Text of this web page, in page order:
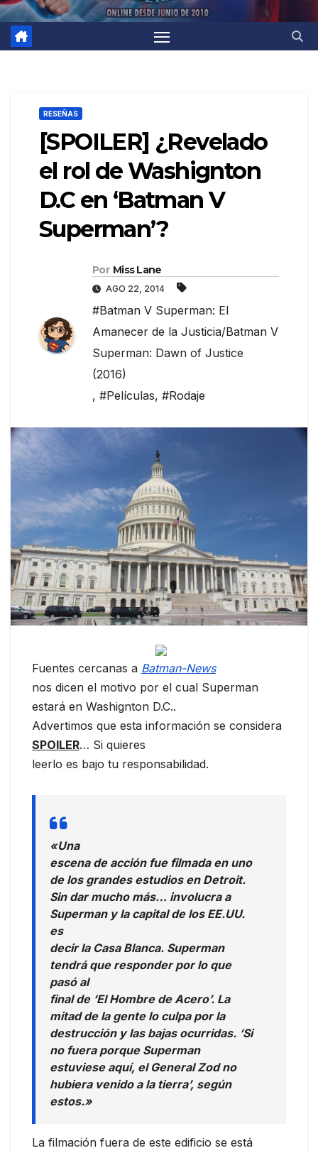
RESEÑAS
[SPOILER] ¿Revelado
el rol de Washignton
D.C en ‘Batman V
Superman’?
Por Miss Lane
AGO 22, 2014
#Batman V Superman: El
Amanecer de la Justicia/Batman V
Superman: Dawn of Justice
(2016)
, #Películas, #Rodaje
Fuentes cercanas a Batman-News
nos dicen el motivo por el cual Superman
estará en Washignton D.C..
Advertimos que esta información se considera
SPOILER… Si quieres
leerlo es bajo tu responsabilidad.
«Una
escena de acción fue filmada en uno
de los grandes estudios en Detroit.
Sin dar mucho más… involucra a
Superman y la capital de los EE.UU.
es
decir la Casa Blanca. Superman
tendrá que responder por lo que
pasó al
final de ‘El Hombre de Acero’. La
mitad de la gente lo culpa por la
destrucción y las bajas ocurridas. ‘Si
no fuera porque Superman
estuviese aquí, el General Zod no
hubiera venido a la tierra’, según
estos.»
La filmación fuera de este edificio se está